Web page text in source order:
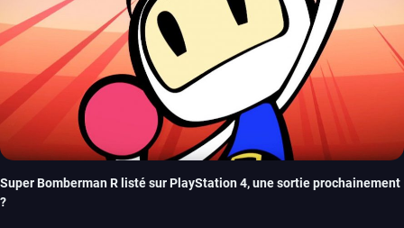
Super Bomberman R listé sur PlayStation 4, une sortie prochainement
?